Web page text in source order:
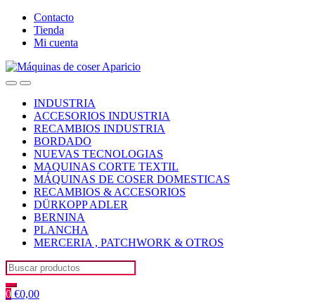
Skip
navigation
Skip
content
Contacto
Tienda
Mi cuenta
OpenClose
INDUSTRIA
ACCESORIOS INDUSTRIA
RECAMBIOS INDUSTRIA
BORDADO
NUEVAS TECNOLOGIAS
MAQUINAS CORTE TEXTIL
MÁQUINAS DE COSER DOMESTICAS
RECAMBIOS & ACCESORIOS
DÜRKOPP ADLER
BERNINA
PLANCHA
MERCERIA , PATCHWORK & OTROS
Search
for:
0 €0,00